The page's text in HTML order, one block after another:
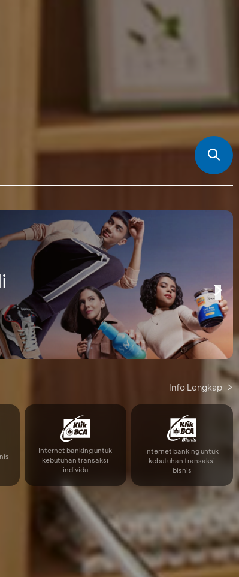
Info Lengkap
Internet banking untuk
kebutuhan transaksi
individu
Internet banking untuk
kebutuhan transaksi
bisnis